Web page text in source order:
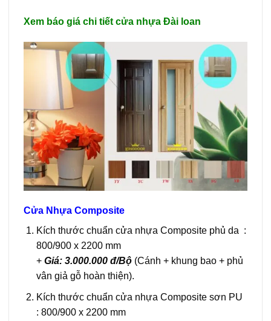
Xem báo giá chi tiết cửa nhựa Đài loan
Cửa Nhựa Composite
Kích thước chuẩn cửa nhựa Composite phủ da :
800/900 x 2200 mm
+ Giá: 3.000.000 đ/Bộ(Cánh + khung bao + phủ
vân giả gỗ hoàn thiện).
Kích thước chuẩn cửa nhựa Composite sơn PU
: 800/900 x 2200 mm